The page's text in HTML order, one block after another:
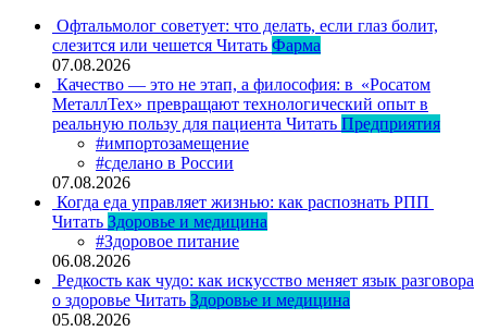
Офтальмолог советует: что делать, если глаз болит,
слезится или чешется Читать Фарма
07.08.2026
Качество — это не этап, а философия: в «Росатом
МеталлТех» превращают технологический опыт в
реальную пользу для пациента Читать Предприятия
#импортозамещение
#сделано в России
07.08.2026
Когда еда управляет жизнью: как распознать РПП
Читать Здоровье и медицина
#Здоровое питание
06.08.2026
Редкость как чудо: как искусство меняет язык разговора
о здоровье Читать Здоровье и медицина
05.08.2026